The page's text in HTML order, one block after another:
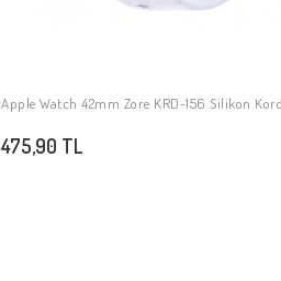
SEPETE EKLE
Apple Watch 42mm Zore KRD-156 Silikon
475,90 TL